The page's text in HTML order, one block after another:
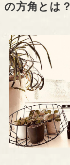
の方角とは？